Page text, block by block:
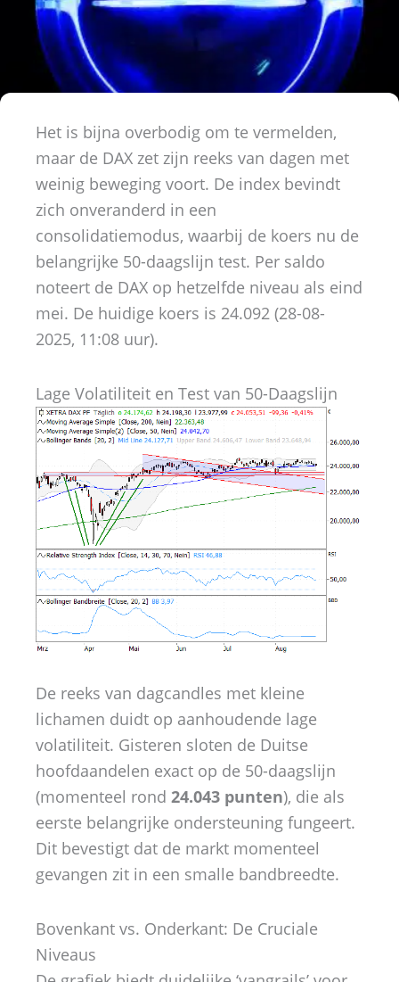
Het is bijna overbodig om te vermelden,
maar de DAX zet zijn reeks van dagen met
weinig beweging voort. De index bevindt
zich onveranderd in een
consolidatiemodus, waarbij de koers nu de
belangrijke 50-daagslijn test. Per saldo
noteert de DAX op hetzelfde niveau als eind
mei. De huidige koers is 24.092 (28-08-
2025, 11:08 uur).
Lage Volatiliteit en Test van 50-Daagslijn
De reeks van dagcandles met kleine
lichamen duidt op aanhoudende lage
volatiliteit. Gisteren sloten de Duitse
hoofdaandelen exact op de 50-daagslijn
(momenteel rond 24.043 punten), die als
eerste belangrijke ondersteuning fungeert.
Dit bevestigt dat de markt momenteel
gevangen zit in een smalle bandbreedte.
Bovenkant vs. Onderkant: De Cruciale
Niveaus